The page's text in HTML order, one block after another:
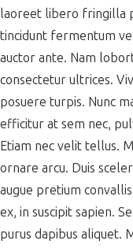
laoreet libero fringilla
tincidunt fermentum
auctor ante. Nam
consectetur ultrices.
posuere turpis. Nunc
efficitur at sem nec,
Etiam nec velit tellus.
ornare arcu. Duis
augue pretium
ex, in suscipit sapien.
purus dapibus aliquet.